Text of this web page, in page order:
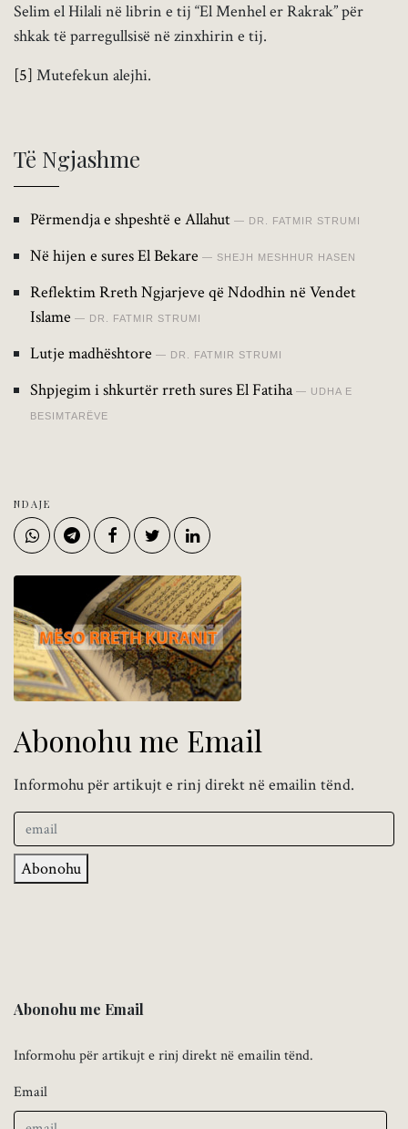
Selim el Hilali në librin e tij “El Menhel er Rakrak” për
shkak të parregullsisë në zinxhirin e tij.
[5] Mutefekun alejhi.
Të Ngjashme
Përmendja e shpeshtë e Allahut DR. FATMIR STRUMI
Në hijen e sures El Bekare SHEJH MESHHUR HASEN
Reflektim Rreth Ngjarjeve që Ndodhin në Vendet
Islame
DR. FATMIR STRUMI
Lutje madhështore DR. FATMIR STRUMI
Shpjegim i shkurtër rreth sures El Fatiha UDHA E
BESIMTARËVE
NDAJE
Abonohu me Email
Informohu për artikujt e rinj direkt në emailin tënd.
Abonohu
Abonohu me Email
Informohu për artikujt e rinj direkt në emailin tënd.
Email